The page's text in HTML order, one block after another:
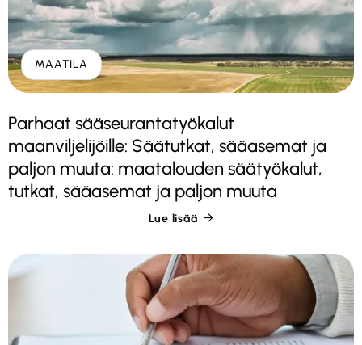
MAATILA
Parhaat sääseurantatyökalut
maanviljelijöille: Säätutkat, sääasemat ja
paljon muuta: maatalouden säätyökalut,
tutkat, sääasemat ja paljon muuta
Lue lisää 